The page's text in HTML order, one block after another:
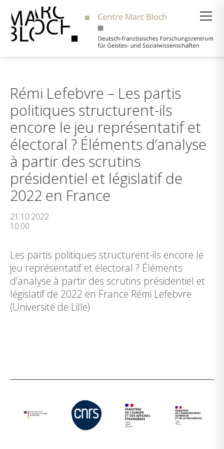
Rémi Lefebvre – Les partis
politiques structurent-ils
encore le jeu représentatif et
électoral ? Éléments d’analyse
à partir des scrutins
présidentiel et législatif de
2022 en France
21.10.2022
10:00
Les partis politiques structurent-ils encore le
jeu représentatif et électoral ? Éléments
d’analyse à partir des scrutins présidentiel et
législatif de 2022 en France Rémi Lefebvre
(Université de Lille)